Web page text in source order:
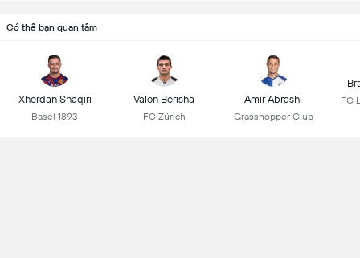
Có thể bạn quan tâm
Xherdan Shaqiri
Basel 1893
Valon Berisha
FC Zürich
Amir Abrashi
Grasshopper Club
FC